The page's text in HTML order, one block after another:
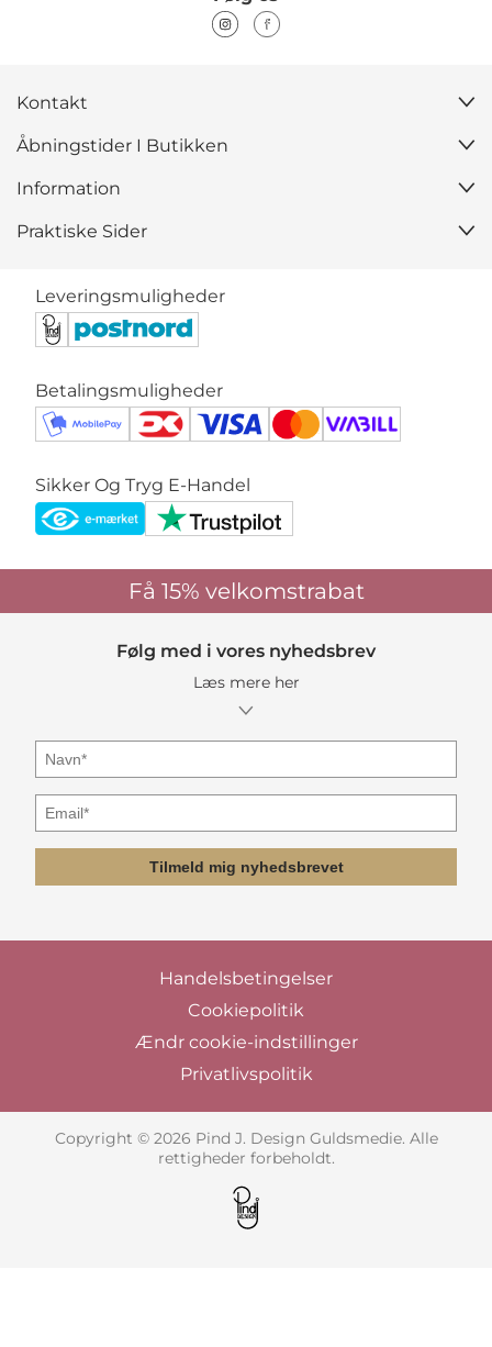
Kontakt
Åbningstider I Butikken
Information
Praktiske Sider
Leveringsmuligheder
Betalingsmuligheder
Sikker Og Tryg E-Handel
Få 15% velkomstrabat
Følg med i vores nyhedsbrev
Læs mere her
Tilmeld mig nyhedsbrevet
Handelsbetingelser
Cookiepolitik
Ændr cookie-indstillinger
Privatlivspolitik
Copyright © 2026 Pind J. Design Guldsmedie. Alle
rettigheder forbeholdt.